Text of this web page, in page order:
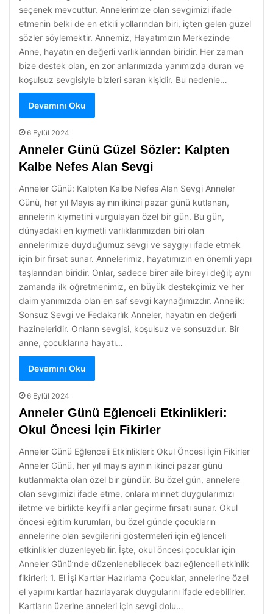
seçenek mevcuttur. Annelerimize olan sevgimizi ifade
etmenin belki de en etkili yollarından biri, içten gelen güzel
sözler söylemektir. Annemiz, Hayatımızın Merkezinde
Anne, hayatın en değerli varlıklarından biridir. Her zaman
bize destek olan, en zor anlarımızda yanımızda duran ve
koşulsuz sevgisiyle bizleri saran kişidir. Bu nedenle…
Devamını Oku
6 Eylül 2024
Anneler Günü Güzel Sözler: Kalpten
Kalbe Nefes Alan Sevgi
Anneler Günü: Kalpten Kalbe Nefes Alan Sevgi Anneler
Günü, her yıl Mayıs ayının ikinci pazar günü kutlanan,
annelerin kıymetini vurgulayan özel bir gün. Bu gün,
dünyadaki en kıymetli varlıklarımızdan biri olan
annelerimize duyduğumuz sevgi ve saygıyı ifade etmek
için bir fırsat sunar. Annelerimiz, hayatımızın en önemli yapı
taşlarından biridir. Onlar, sadece birer aile bireyi değil; aynı
zamanda ilk öğretmenimiz, en büyük destekçimiz ve her
daim yanımızda olan en saf sevgi kaynağımızdır. Annelik:
Sonsuz Sevgi ve Fedakarlık Anneler, hayatın en değerli
hazineleridir. Onların sevgisi, koşulsuz ve sonsuzdur. Bir
anne, çocuklarına hayatı…
Devamını Oku
6 Eylül 2024
Anneler Günü Eğlenceli Etkinlikleri:
Okul Öncesi İçin Fikirler
Anneler Günü Eğlenceli Etkinlikleri: Okul Öncesi İçin Fikirler
Anneler Günü, her yıl mayıs ayının ikinci pazar günü
kutlanmakta olan özel bir gündür. Bu özel gün, annelere
olan sevgimizi ifade etme, onlara minnet duygularımızı
iletme ve birlikte keyifli anlar geçirme fırsatı sunar. Okul
öncesi eğitim kurumları, bu özel günde çocukların
annelerine olan sevgilerini göstermeleri için eğlenceli
etkinlikler düzenleyebilir. İşte, okul öncesi çocuklar için
Anneler Günü’nde düzenlenebilecek bazı eğlenceli etkinlik
fikirleri: 1. El İşi Kartlar Hazırlama Çocuklar, annelerine özel
el yapımı kartlar hazırlayarak duygularını ifade edebilirler.
Kartların üzerine anneleri için sevgi dolu…